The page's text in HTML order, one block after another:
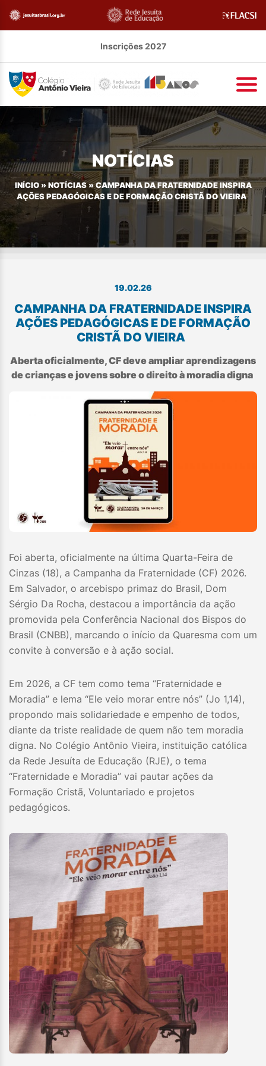
Inscrições 2027
NOTÍCIAS
INÍCIO» NOTÍCIAS»CAMPANHA DA FRATERNIDADE INSPIRA
AÇÕES PEDAGÓGICAS E DE FORMAÇÃO CRISTÃ DO VIEIRA
19.02.26
CAMPANHA DA FRATERNIDADE INSPIRA
AÇÕES PEDAGÓGICAS E DE FORMAÇÃO
CRISTÃ DO VIEIRA
Aberta oficialmente, CF deve ampliar aprendizagens
de crianças e jovens sobre o direito à moradia digna
Foi aberta, oficialmente na última Quarta-Feira de
Cinzas (18), a Campanha da Fraternidade (CF) 2026.
Em Salvador, o arcebispo primaz do Brasil, Dom
Sérgio Da Rocha, destacou a importância da ação
promovida pela Conferência Nacional dos Bispos do
Brasil (CNBB), marcando o início da Quaresma com um
convite à conversão e à ação social.
Em 2026, a CF tem como tema “Fraternidade e
Moradia” e lema “Ele veio morar entre nós” (Jo 1,14),
propondo mais solidariedade e empenho de todos,
diante da triste realidade de quem não tem moradia
digna. No Colégio Antônio Vieira, instituição católica
da Rede Jesuíta de Educação (RJE), o tema
“Fraternidade e Moradia” vai pautar ações da
Formação Cristã, Voluntariado e projetos
pedagógicos.